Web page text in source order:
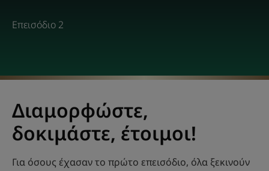
Επεισόδιο 2
Διαμορφώστε,
δοκιμάστε, έτοιμοι!
Για όσους έχασαν το πρώτο επεισόδιο, όλα ξεκινούν